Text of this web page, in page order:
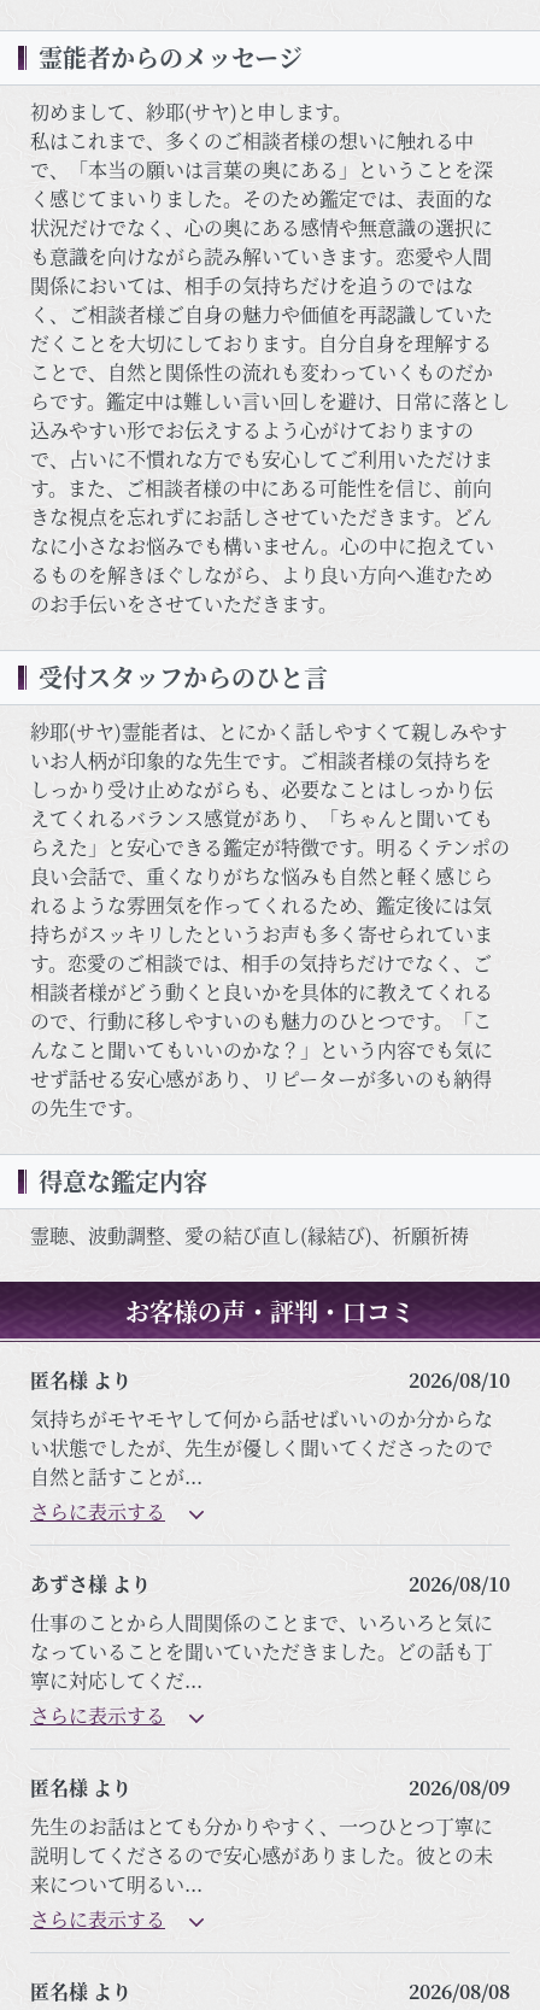
霊能者からのメッセージ
初めまして、紗耶(サヤ)と申します。
私はこれまで、多くのご相談者様の想いに触れる中
で、「本当の願いは言葉の奥にある」ということを深
く感じてまいりました。そのため鑑定では、表面的な
状況だけでなく、心の奥にある感情や無意識の選択に
も意識を向けながら読み解いていきます。恋愛や人間
関係においては、相手の気持ちだけを追うのではな
く、ご相談者様ご自身の魅力や価値を再認識していた
だくことを大切にしております。自分自身を理解する
ことで、自然と関係性の流れも変わっていくものだか
らです。鑑定中は難しい言い回しを避け、日常に落とし
込みやすい形でお伝えするよう心がけておりますの
で、占いに不慣れな方でも安心してご利用いただけま
す。また、ご相談者様の中にある可能性を信じ、前向
きな視点を忘れずにお話しさせていただきます。どん
なに小さなお悩みでも構いません。心の中に抱えてい
るものを解きほぐしながら、より良い方向へ進むため
のお手伝いをさせていただきます。
受付スタッフからのひと言
紗耶(サヤ)霊能者は、とにかく話しやすくて親しみやす
いお人柄が印象的な先生です。ご相談者様の気持ちを
しっかり受け止めながらも、必要なことはしっかり伝
えてくれるバランス感覚があり、「ちゃんと聞いても
らえた」と安心できる鑑定が特徴です。明るくテンポの
良い会話で、重くなりがちな悩みも自然と軽く感じら
れるような雰囲気を作ってくれるため、鑑定後には気
持ちがスッキリしたというお声も多く寄せられていま
す。恋愛のご相談では、相手の気持ちだけでなく、ご
相談者様がどう動くと良いかを具体的に教えてくれる
ので、行動に移しやすいのも魅力のひとつです。「こ
んなこと聞いてもいいのかな？」という内容でも気に
せず話せる安心感があり、リピーターが多いのも納得
の先生です。
得意な鑑定内容
霊聴、波動調整、愛の結び直し(縁結び)、祈願祈祷
お客様の声・評判・口コミ
匿名様 より
2026/08/10
気持ちがモヤモヤして何から話せばいいのか分からな
い状態でしたが、先生が優しく聞いてくださったので
自然と話すことが...
さらに表示する
あずさ様 より
2026/08/10
仕事のことから人間関係のことまで、いろいろと気に
なっていることを聞いていただきました。どの話も丁
寧に対応してくだ...
さらに表示する
匿名様 より
2026/08/09
先生のお話はとても分かりやすく、一つひとつ丁寧に
説明してくださるので安心感がありました。彼との未
来について明るい...
さらに表示する
匿名様 より 2026/08/08